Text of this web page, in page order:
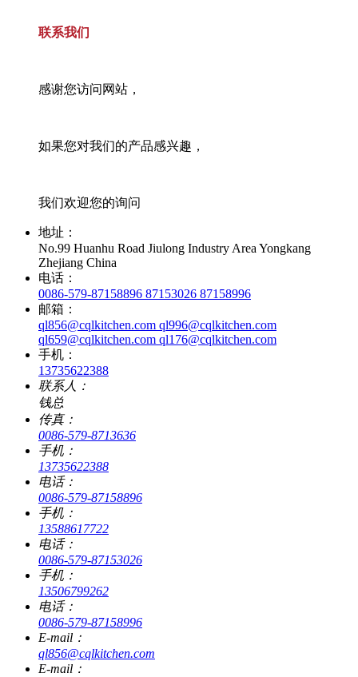
联系我们
感谢您访问网站，
如果您对我们的产品感兴趣，
我们欢迎您的询问
地址：
No.99 Huanhu Road Jiulong Industry Area Yongkang
Zhejiang China
电话：
0086-579-87158896 87153026 87158996
邮箱：
ql856@cqlkitchen.com ql996@cqlkitchen.com
ql659@cqlkitchen.com ql176@cqlkitchen.com
手机：
13735622388
联系人：
钱总
传真：
0086-579-8713636
手机：
13735622388
电话：
0086-579-87158896
手机：
13588617722
电话：
0086-579-87153026
手机：
13506799262
电话：
0086-579-87158996
E-mail：
ql856@cqlkitchen.com
E-mail：